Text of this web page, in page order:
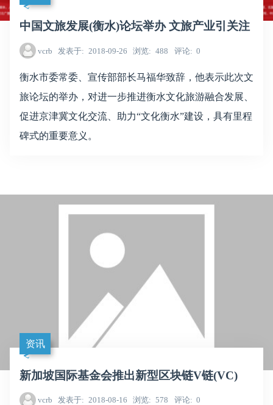
中国文旅发展(衡水)论坛举办 文旅产业引关注
vcrb 发表于 2018-09-26 浏览 488 评论 0
衡水市委常委、宣传部部长马福华致辞，他表示此次文
旅论坛的举办，对进一步推进衡水文化旅游融合发展、
促进京津冀文化交流、助力“文化衡水”建设，具有里程
碑式的重要意义。
资讯
新加坡国际基金会推出新型区块链V链(VC)
vcrb 发表于 2018-08-16 浏览 578 评论 0